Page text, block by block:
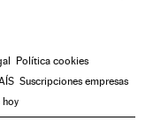
Política cookies
Suscripciones empresas
hoy